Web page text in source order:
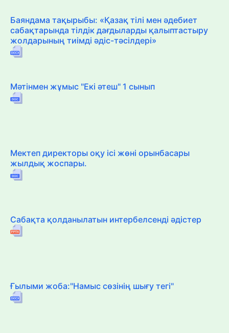
Баяндама тақырыбы: «Қазақ тілі мен әдебиет
сабақтарында тілдік дағдыларды қалыптастыру
жолдарының тиімді әдіс-тәсілдері»
Мәтінмен жұмыс "Екі әтеш" 1 сынып
Мектеп директоры оқу ісі жөні орынбасары
жылдық жоспары.
Сабақта қолданылатын интербелсенді әдістер
Ғылыми жоба:"Намыс сөзінің шығу тегі"